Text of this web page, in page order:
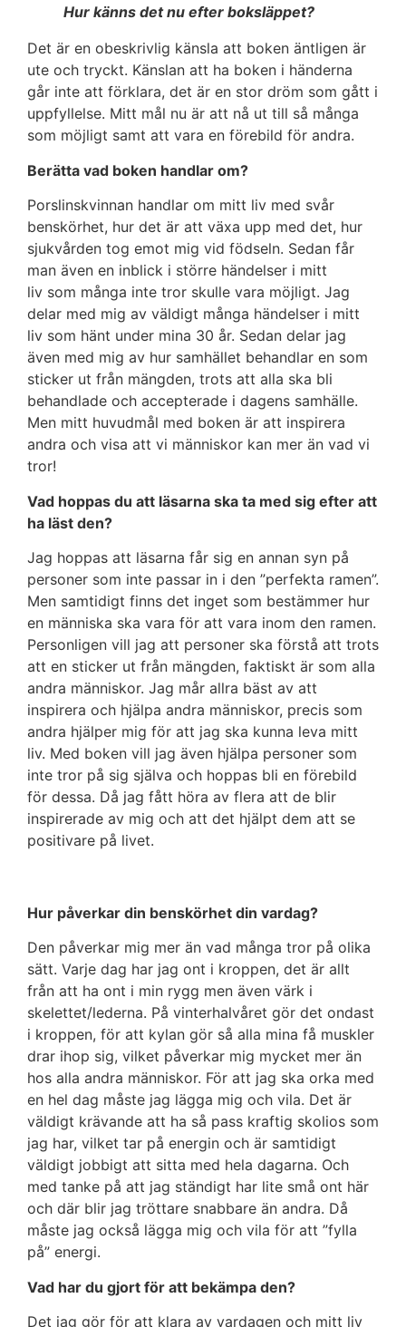
Hur känns det nu efter boksläppet?
Det är en obeskrivlig känsla att boken äntligen är
ute och tryckt. Känslan att ha boken i händerna
går inte att förklara, det är en stor dröm som gått i
uppfyllelse. Mitt mål nu är att nå ut till så många
som möjligt samt att vara en förebild för andra.
Berätta vad boken handlar om?
Porslinskvinnan handlar om mitt liv med svår
benskörhet, hur det är att växa upp med det, hur
sjukvården tog emot mig vid födseln. Sedan får
man även en inblick i större händelser i mitt
liv som många inte tror skulle vara möjligt. Jag
delar med mig av väldigt många händelser i mitt
liv som hänt under mina 30 år. Sedan delar jag
även med mig av hur samhället behandlar en som
sticker ut från mängden, trots att alla ska bli
behandlade och accepterade i dagens samhälle.
Men mitt huvudmål med boken är att inspirera
andra och visa att vi människor kan mer än vad vi
tror!
Vad hoppas du att läsarna ska ta med sig efter att
ha läst den?
Jag hoppas att läsarna får sig en annan syn på
personer som inte passar in i den ”perfekta ramen”.
Men samtidigt finns det inget som bestämmer hur
en människa ska vara för att vara inom den ramen.
Personligen vill jag att personer ska förstå att trots
att en sticker ut från mängden, faktiskt är som alla
andra människor. Jag mår allra bäst av att
inspirera och hjälpa andra människor, precis som
andra hjälper mig för att jag ska kunna leva mitt
liv. Med boken vill jag även hjälpa personer som
inte tror på sig själva och hoppas bli en förebild
för dessa. Då jag fått höra av flera att de blir
inspirerade av mig och att det hjälpt dem att se
positivare på livet.
Hur påverkar din benskörhet din vardag?
Den påverkar mig mer än vad många tror på olika
sätt. Varje dag har jag ont i kroppen, det är allt
från att ha ont i min rygg men även värk i
skelettet/lederna. På vinterhalvåret gör det ondast
i kroppen, för att kylan gör så alla mina få muskler
drar ihop sig, vilket påverkar mig mycket mer än
hos alla andra människor. För att jag ska orka med
en hel dag måste jag lägga mig och vila. Det är
väldigt krävande att ha så pass kraftig skolios som
jag har, vilket tar på energin och är samtidigt
väldigt jobbigt att sitta med hela dagarna. Och
med tanke på att jag ständigt har lite små ont här
och där blir jag tröttare snabbare än andra. Då
måste jag också lägga mig och vila för att ”fylla
på” energi.
Vad har du gjort för att bekämpa den?
Det jag gör för att klara av vardagen och mitt liv